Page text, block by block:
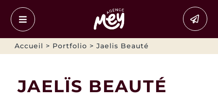
Passer
contenu
Accueil > Portfolio > Jaelis Beauté
JAELÏS BEAUTÉ